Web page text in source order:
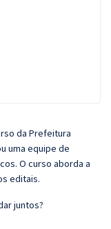
da Prefeitura
uma equipe de
O curso aborda a
editais.
juntos?